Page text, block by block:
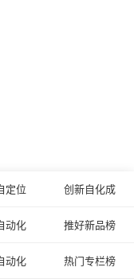
定位 创新自化成
动化 推好新品榜
动化 热门专栏榜